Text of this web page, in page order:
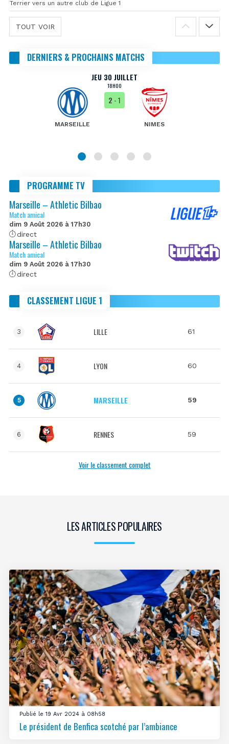
Terrier vers un autre club de Ligue 1
TOUT VOIR
DERNIERS & PROCHAINS MATCHS
JEU 30 JUILLET
18H00
MARSEILLE
2 - 1
NIMES
PROGRAMME TV
Marseille – Athletic Bilbao
Match amical
dim 9 Août 2026 à 17h30
direct
Marseille – Athletic Bilbao
Match amical
dim 9 Août 2026 à 17h30
direct
CLASSEMENT LIGUE 1
3 LILLE 61
4 LYON 60
5 MARSEILLE 59
6 RENNES 59
Voir le classement complet
LES ARTICLES POPULAIRES
Publié le 19 Avr 2024 à 08h58
Le président de Benfica scotché par l’ambiance